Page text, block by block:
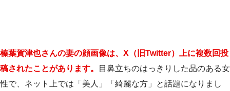
榛葉賀津也さんの妻の顔画像は、X（旧Twitter）上に複数回投
稿されたことがあります。
目鼻立ちのはっきりした品のある女
性で、ネット上では「美人」「綺麗な方」と話題になりまし